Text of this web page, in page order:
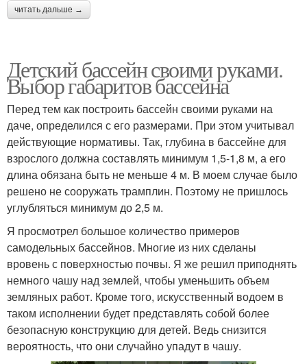
читать дальше →
Детский бассейн своими руками.
Выбор габаритов бассейна
Перед тем как построить бассейн своими руками на
даче, определился с его размерами. При этом учитывал
действующие нормативы. Так, глубина в бассейне для
взрослого должна составлять минимум 1,5-1,8 м, а его
длина обязана быть не меньше 4 м. В моем случае было
решено не сооружать трамплин. Поэтому не пришлось
углубляться минимум до 2,5 м.
Я просмотрел большое количество примеров
самодельных бассейнов. Многие из них сделаны
вровень с поверхностью почвы. Я же решил приподнять
немного чашу над землей, чтобы уменьшить объем
земляных работ. Кроме того, искусственный водоем в
таком исполнении будет представлять собой более
безопасную конструкцию для детей. Ведь снизится
вероятность, что они случайно упадут в чашу.